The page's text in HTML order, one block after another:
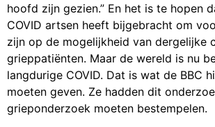
hoofd zijn gezien.” En het is te hopen
COVID artsen heeft bijgebracht om
zijn op de mogelijkheid van dergelijke
grieppatiënten. Maar de wereld is nu
langdurige COVID. Dat is wat de BBC
moeten geven. Ze hadden dit
grieponderzoek moeten bestempelen.